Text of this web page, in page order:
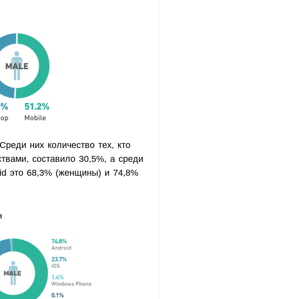
них количество тех, кто
составило 30,5%, а среди
это 68,3% (женщины) и 74,8%